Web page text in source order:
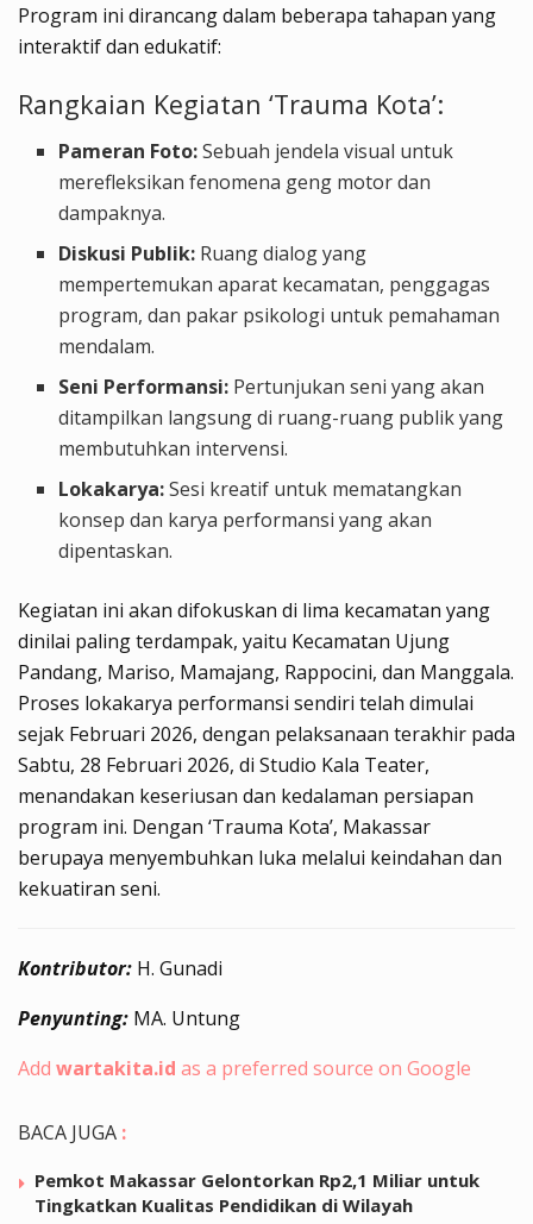
Program ini dirancang dalam beberapa tahapan yang
interaktif dan edukatif:
Rangkaian Kegiatan ‘Trauma Kota’:
Pameran Foto:Sebuah jendela visual untuk
merefleksikan fenomena geng motor dan
dampaknya.
Diskusi Publik: Ruang dialog yang
mempertemukan aparat kecamatan, penggagas
program, dan pakar psikologi untuk pemahaman
mendalam.
Seni Performansi: Pertunjukan seni yang akan
ditampilkan langsung di ruang-ruang publik yang
membutuhkan intervensi.
Lokakarya:Sesi kreatif untuk mematangkan
konsep dan karya performansi yang akan
dipentaskan.
Kegiatan ini akan difokuskan di lima kecamatan yang
dinilai paling terdampak, yaitu Kecamatan Ujung
Pandang, Mariso, Mamajang, Rappocini, dan Manggala.
Proses lokakarya performansi sendiri telah dimulai
sejak Februari 2026, dengan pelaksanaan terakhir pada
Sabtu, 28 Februari 2026, di Studio Kala Teater,
menandakan keseriusan dan kedalaman persiapan
program ini. Dengan ‘Trauma Kota’, Makassar
berupaya menyembuhkan luka melalui keindahan dan
kekuatiran seni.
Kontributor: H. Gunadi
Penyunting: MA. Untung
Add wartakita.id as a preferred source on Google
BACA JUGA :
Pemkot Makassar Gelontorkan Rp2,1 Miliar untuk
Tingkatkan Kualitas Pendidikan di Wilayah